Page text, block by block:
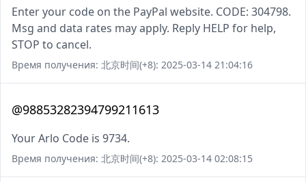
Enter your code on the PayPal website. CODE: 304798.
Msg and data rates may apply. Reply HELP for help,
STOP to cancel.
Время получения: 北京时间(+8): 2025-03-14 21:04:16
@98853282394799211613
Your Arlo Code is 9734.
Время получения: 北京时间(+8): 2025-03-14 02:08:15